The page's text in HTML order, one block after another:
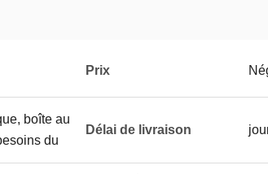
Prix
boîte au
du
Délai de livraison